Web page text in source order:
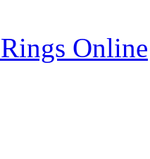
Online